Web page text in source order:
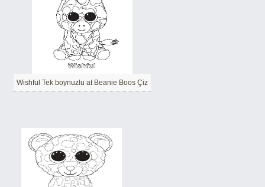
Wishful Tek boynuzlu at Beanie Boos Çiz